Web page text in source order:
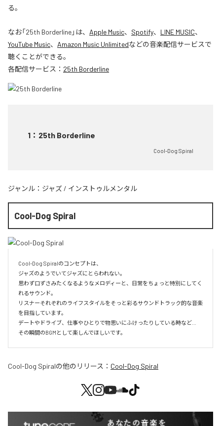
る。
なお「25th Borderline」は、 Apple Music、 Spotify、 LINE MUSIC、
YouTube Music、 Amazon Music Unlimitedなどの音楽配信サービスで
聴くことができる。
各配信サービス： 25th Borderline
1 ： 25th Borderline
Cool-Dog Spiral
ジャンル： ジャズ / インストゥルメンタル
Cool-Dog Spiral
Cool-Dog Spiralのコンセプトは、
ジャズのようでいてジャズにとらわれない。
思わず口ずさみたくなるようなメロディーと、日常をちょっと特別にしてく
れるサウンド。
リスナーそれぞれのライフスタイルをそっと彩るサウンドトラック的な音楽
を目指しています。
デートやドライブ、仕事やひとりで物思いにふけったりしている時など…
その瞬間のBGMとして楽しんでほしいです。
Cool-Dog Spiralの他のリリース： Cool-Dog Spiral